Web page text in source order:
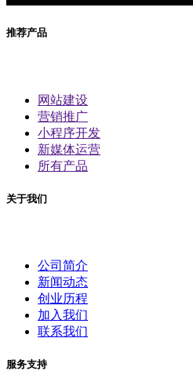
推荐产品
网站建设
营销推广
小程序开发
新媒体运营
所有产品
关于我们
公司简介
新闻动态
创业历程
加入我们
联系我们
服务支持